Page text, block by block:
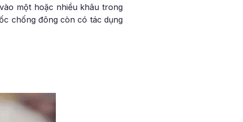
một hoặc nhiều khâu trong
chống đông còn có tác dụng